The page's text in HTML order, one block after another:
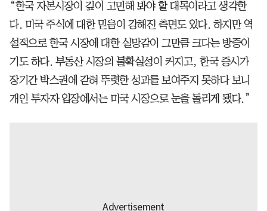
“한국 자본시장이 깊이 고민해 봐야 할 대목이라고 생각한
다. 미국 주식에 대한 믿음이 강해진 측면도 있다. 하지만 역
설적으로 한국 시장에 대한 실망감이 그만큼 크다는 방증이
기도 하다. 부동산 시장의 불확실성이 커지고, 한국 증시가
장기간 박스권에 갇혀 뚜렷한 성과를 보여주지 못하다 보니
개인 투자자 입장에서는 미국 시장으로 눈을 돌리게 됐다.”